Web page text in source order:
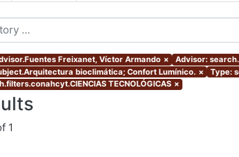
Freixanet, Víctor Armando × Advisor:
bioclimática; Confort Lumínico. × Type:
TECNOLÓGICAS ×
1